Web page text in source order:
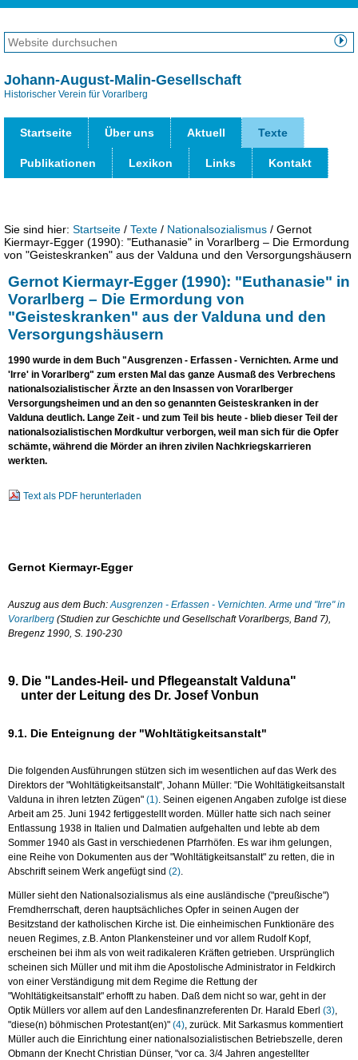
zum
Inhalt
Direkt
zur
Navigation
Website
durchsuchen
Startseite Über uns Aktuell Texte
Publikationen Lexikon Links Kontakt
Johann-August-Malin-Gesellschaft
Historischer Verein für Vorarlberg
Sie sind hier: Startseite /Texte / Nationalsozialismus /Gernot
Kiermayr-Egger (1990): "Euthanasie" in Vorarlberg – Die Ermordung
von "Geisteskranken" aus der Valduna und den Versorgungshäusern
Gernot Kiermayr-Egger (1990): "Euthanasie" in
Vorarlberg – Die Ermordung von
"Geisteskranken" aus der Valduna und den
Versorgungshäusern
1990 wurde in dem Buch "Ausgrenzen - Erfassen - Vernichten. Arme und
'Irre' in Vorarlberg" zum ersten Mal das ganze Ausmaß des Verbrechens
nationalsozialistischer Ärzte an den Insassen von Vorarlberger
Versorgungsheimen und an den so genannten Geisteskranken in der
Valduna deutlich. Lange Zeit - und zum Teil bis heute - blieb dieser Teil der
nationalsozialistischen Mordkultur verborgen, weil man sich für die Opfer
schämte, während die Mörder an ihren zivilen Nachkriegskarrieren
werkten.
Text als PDF herunterladen
Gernot Kiermayr-Egger
Auszug aus dem Buch: Ausgrenzen - Erfassen - Vernichten. Arme und "Irre" in
Vorarlberg(Studien zur Geschichte und Gesellschaft Vorarlbergs, Band 7),
Bregenz 1990, S. 190-230
9. Die "Landes-Heil- und Pflegeanstalt Valduna"
unter der Leitung des Dr. Josef Vonbun
9.1. Die Enteignung der "Wohltätigkeitsanstalt"
Die folgenden Ausführungen stützen sich im wesentlichen auf das Werk des
Direktors der "Wohltätigkeitsanstalt", Johann Müller: "Die Wohltätigkeitsanstalt
Valduna in ihren letzten Zügen" (1). Seinen eigenen Angaben zufolge ist diese
Arbeit am 25. Juni 1942 fertiggestellt worden. Müller hatte sich nach seiner
Entlassung 1938 in Italien und Dalmatien aufgehalten und lebte ab dem
Sommer 1940 als Gast in verschiedenen Pfarrhöfen. Es war ihm gelungen,
eine Reihe von Dokumenten aus der "Wohltätigkeitsanstalt" zu retten, die in
Abschrift seinem Werk angefügt sind (2).
Müller sieht den Nationalsozialismus als eine ausländische ("preußische")
Fremdherrschaft, deren hauptsächliches Opfer in seinen Augen der
Besitzstand der katholischen Kirche ist. Die einheimischen Funktionäre des
neuen Regimes, z.B. Anton Plankensteiner und vor allem Rudolf Kopf,
erscheinen bei ihm als von weit radikaleren Kräften getrieben. Ursprünglich
scheinen sich Müller und mit ihm die Apostolische Administrator in Feldkirch
von einer Verständigung mit dem Regime die Rettung der
"Wohltätigkeitsanstalt" erhofft zu haben. Daß dem nicht so war, geht in der
Optik Müllers vor allem auf den Landesfinanzreferenten Dr. Harald Eberl (3),
"diese(n) böhmischen Protestant(en)" (4), zurück. Mit Sarkasmus kommentiert
Müller auch die Einrichtung einer nationalsozialistischen Betriebszelle, deren
Obmann der Knecht Christian Dünser, "vor ca. 3/4 Jahren angestellter